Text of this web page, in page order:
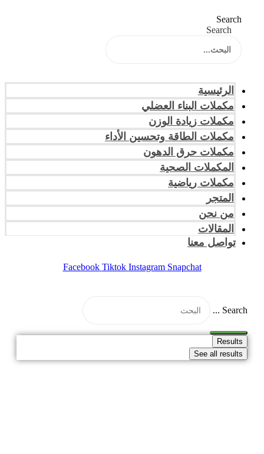
Search
Search
الرئيسية
مكملات البناء العضلي
مكملات زيادة الوزن
مكملات الطاقة وتحسين الأداء
مكملات حرق الدهون
المكملات الصحية
مكملات رياضية
المتجر
من نحن
المقالات
تواصل معنا
Facebook Tiktok Instagram Snapchat
Search ...
Results
See all results